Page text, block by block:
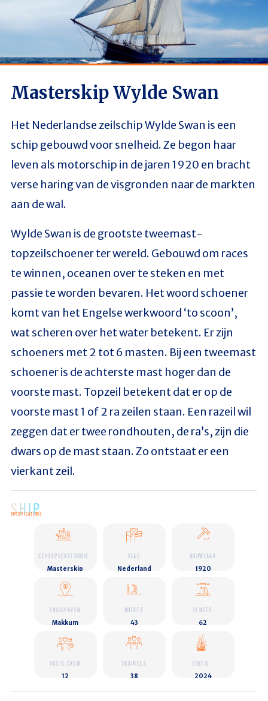
Masterskip Wylde Swan
Het Nederlandse zeilschip Wylde Swan is een
schip gebouwd voor snelheid. Ze begon haar
leven als motorschip in de jaren 1920 en bracht
verse haring van de visgronden naar de markten
aan de wal.
Wylde Swan is de grootste tweemast-
topzeilschoener ter wereld. Gebouwd om races
te winnen, oceanen over te steken en met
passie te worden bevaren. Het woord schoener
komt van het Engelse werkwoord ‘to scoon’,
wat scheren over het water betekent. Er zijn
schoeners met 2 tot 6 masten. Bij een tweemast
schoener is de achterste mast hoger dan de
voorste mast. Topzeil betekent dat er op de
voorste mast 1 of 2 ra zeilen staan. Een razeil wil
zeggen dat er twee rondhouten, de ra’s, zijn die
dwars op de mast staan. Zo ontstaat er een
vierkant zeil.
SHIP
SPECIFICATIONS
SCHEEPSCATEGORIE
Masterskip
VLAG
Nederland
BOUWJAAR
1920
THUISHAVEN
Makkum
HOOGTE
43
LENGTE
62
VASTE CREW
12
TRAINEES
38
EDITIE
2024